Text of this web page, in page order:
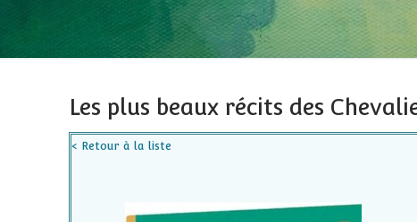
Les plus beaux récits des
< Retour à la liste